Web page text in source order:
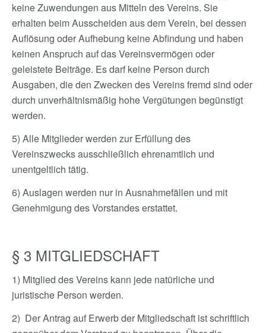
keine Zuwendungen aus Mitteln des Vereins. Sie
erhalten beim Ausscheiden aus dem Verein, bei dessen
Auflösung oder Aufhebung keine Abfindung und haben
keinen Anspruch auf das Vereinsvermögen oder
geleistete Beiträge. Es darf keine Person durch
Ausgaben, die den Zwecken des Vereins fremd sind oder
durch unverhältnismäßig hohe Vergütungen begünstigt
werden.
5) Alle Mitglieder werden zur Erfüllung des
Vereinszwecks ausschließlich ehrenamtlich und
unentgeltlich tätig.
6) Auslagen werden nur in Ausnahmefällen und mit
Genehmigung des Vorstandes erstattet.
§ 3 MITGLIEDSCHAFT
1) Mitglied des Vereins kann jede natürliche und
juristische Person werden.
2) Der Antrag auf Erwerb der Mitgliedschaft ist schriftlich